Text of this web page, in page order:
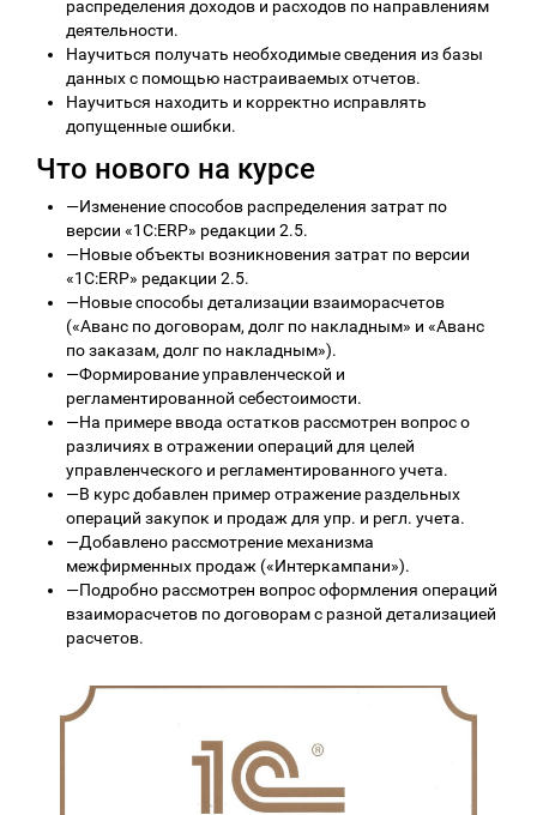
распределения доходов и расходов по направлениям
деятельности.
Научиться получать необходимые сведения из базы
данных с помощью настраиваемых отчетов.
Научиться находить и корректно исправлять
допущенные ошибки.
Что нового на курсе
—Изменение способов распределения затрат по
версии «1С:ERP» редакции 2.5.
—Новые объекты возникновения затрат по версии
«1С:ERP» редакции 2.5.
—Новые способы детализации взаиморасчетов
(«Аванс по договорам, долг по накладным» и «Аванс
по заказам, долг по накладным»).
—Формирование управленческой и
регламентированной себестоимости.
—На примере ввода остатков рассмотрен вопрос о
различиях в отражении операций для целей
управленческого и регламентированного учета.
—В курс добавлен пример отражение раздельных
операций закупок и продаж для упр. и регл. учета.
—Добавлено рассмотрение механизма
межфирменных продаж («Интеркампани»).
—Подробно рассмотрен вопрос оформления операций
взаиморасчетов по договорам с разной детализацией
расчетов.